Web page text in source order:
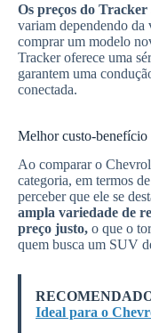
Os preços do Tracker
variam dependendo da
comprar um modelo
Tracker oferece uma
garantem uma
conectada.
Melhor custo-benefício
Ao comparar o
categoria, em termos
perceber que ele se
ampla variedade de
preço justo, o que o
quem busca um SUV
Ideal para o